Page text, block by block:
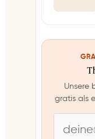
Unsere
gratis als